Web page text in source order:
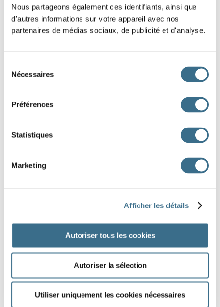
Nous partageons également ces identifiants, ainsi que
d'autres informations sur votre appareil avec nos
partenaires de médias sociaux, de publicité et d'analyse.
Nécessaires
Préférences
Statistiques
Marketing
Afficher les détails
Autoriser tous les cookies
Autoriser la sélection
Utiliser uniquement les cookies nécessaires
un gardien ==> des
une gomme ==> des
une grenouille ==> des